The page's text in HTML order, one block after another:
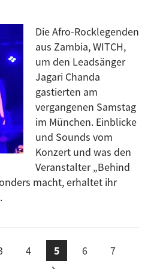
bringt Licht in die
Musik
und dem Duo Omer.
Die Afro-Rocklegenden
aus Zambia, WITCH,
um den Leadsänger
Jagari Chanda
gastierten am
vergangenen Samstag
im München. Einblicke
und Sounds vom
Konzert und was den
Veranstalter „Behind
macht, erhaltet ihr
4 5 6
7
ächs